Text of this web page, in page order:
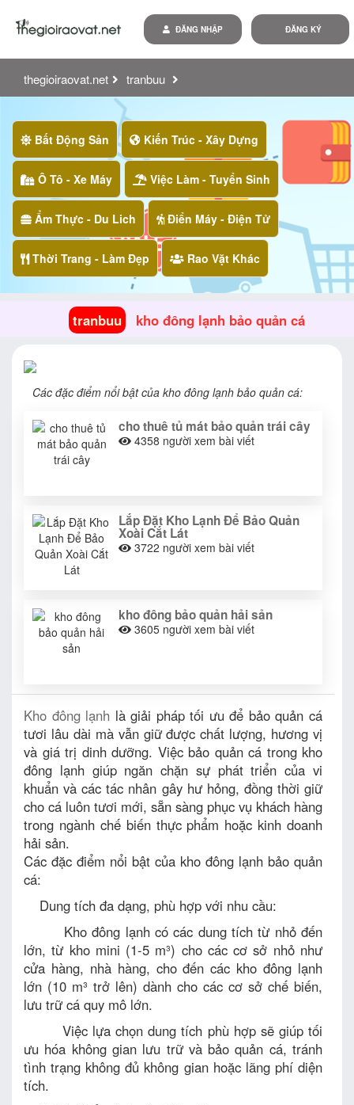
ĐĂNG KÝ
ĐĂNG NHẬP
thegioiraovat.net
tranbuu
kho đông lạnh bảo quản cá
Bất Động Sản Kiến Trúc - Xây Dựng
Ô Tô - Xe Máy Việc Làm - Tuyển Sinh
Ẩm Thực - Du Lich Điển Máy - Điện Tử
Thời Trang - Làm Đẹp Rao Vặt Khác
tranbuu kho đông lạnh bảo quản cá
Các đặc điểm nổi bật của kho đông lạnh bảo quản cá:
cho thuê tủ mát bảo quản trái cây
4358 người xem bài viết
Lắp Đặt Kho Lạnh Để Bảo Quản
Xoài Cắt Lát
3722 người xem bài viết
kho đông bảo quản hải sản
3605 người xem bài viết
Kho đông lạnh là giải pháp tối ưu để bảo quản cá
tươi lâu dài mà vẫn giữ được chất lượng, hương vị
và giá trị dinh dưỡng. Việc bảo quản cá trong kho
đông lạnh giúp ngăn chặn sự phát triển của vi
khuẩn và các tác nhân gây hư hỏng, đồng thời giữ
cho cá luôn tươi mới, sẵn sàng phục vụ khách hàng
trong ngành chế biến thực phẩm hoặc kinh doanh
hải sản.
Các đặc điểm nổi bật của kho đông lạnh bảo quản
cá:
Dung tích đa dạng, phù hợp với nhu cầu:
Kho đông lạnh có các dung tích từ nhỏ đến
lớn, từ kho mini (1-5 m³) cho các cơ sở nhỏ như
cửa hàng, nhà hàng, cho đến các kho đông lạnh
lớn (10 m³ trở lên) dành cho các cơ sở chế biến,
lưu trữ cá quy mô lớn.
Việc lựa chọn dung tích phù hợp sẽ giúp tối
ưu hóa không gian lưu trữ và bảo quản cá, tránh
tình trạng không đủ không gian hoặc lãng phí diện
tích.